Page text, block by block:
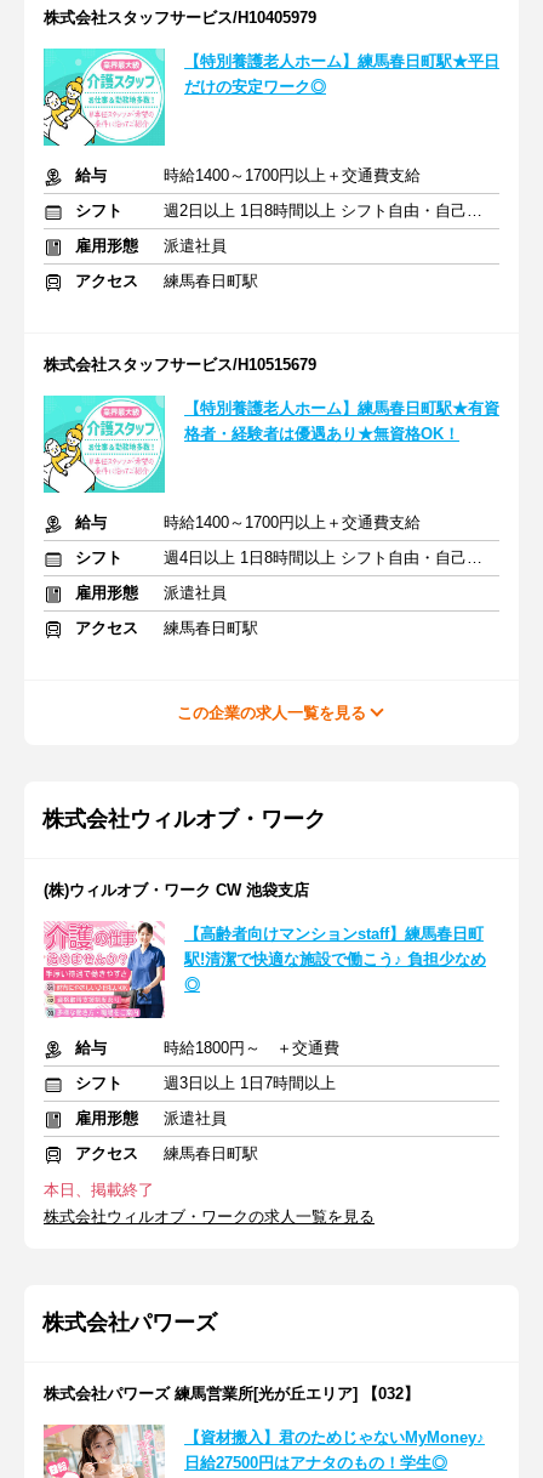
株式会社スタッフサービス/H10405979
【特別養護老人ホーム】練馬春日町駅★平日
だけの安定ワーク◎
給与
時給1400～1700円以上＋交通費支給
シフト
週2日以上 1日8時間以上 シフト自由・自己申告
雇用形態
派遣社員
アクセス
練馬春日町駅
株式会社スタッフサービス/H10515679
【特別養護老人ホーム】練馬春日町駅★有資
格者・経験者は優遇あり★無資格OK！
給与
時給1400～1700円以上＋交通費支給
シフト
週4日以上 1日8時間以上 シフト自由・自己申告
雇用形態
派遣社員
アクセス
練馬春日町駅
この企業の求人一覧を見る
株式会社ウィルオブ・ワーク
(株)ウィルオブ・ワーク CW 池袋支店
【高齢者向けマンションstaff】練馬春日町
駅!清潔で快適な施設で働こう♪ 負担少なめ
◎
給与
時給1800円～ ＋交通費
シフト
週3日以上 1日7時間以上
雇用形態
派遣社員
アクセス
練馬春日町駅
本日、掲載終了
株式会社ウィルオブ・ワークの求人一覧を見る
株式会社パワーズ
株式会社パワーズ 練馬営業所[光が丘エリア] 【032】
【資材搬入】君のためじゃないMyMoney♪
日給27500円はアナタのもの！学生◎